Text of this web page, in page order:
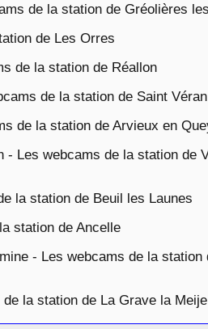
de la station de Gréolières
de Les Orres
de la station de Réallon
de la station de Saint Véran
de la station de Arvieux en
Les webcams de la station de
la station de Beuil les Launes
station de Ancelle
- Les webcams de la station
la station de La Grave la Meije